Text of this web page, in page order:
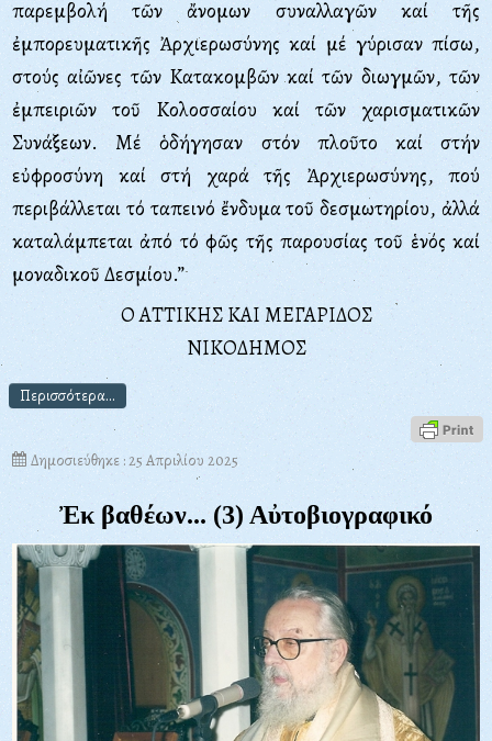
παρεμβολή τῶν ἄνομων συναλλαγῶν καί τῆς
ἐμπορευματικῆς Ἀρχιερωσύνης καί μέ γύρισαν πίσω,
στούς αἰῶνες τῶν Kατακομβῶν καί τῶν διωγμῶν, τῶν
ἐμπειριῶν τοῦ Kολοσσαίου καί τῶν χαρισματικῶν
Συνάξεων. Mέ ὁδήγησαν στόν πλοῦτο καί στήν
εὐφροσύνη καί στή χαρά τῆς Ἀρχιερωσύνης, πού
περιβάλλεται τό ταπεινό ἔνδυμα τοῦ δεσμωτηρίου, ἀλλά
καταλάμπεται ἀπό τό φῶς τῆς παρουσίας τοῦ ἑνός καί
μοναδικοῦ Δεσμίου.”
Ο ΑΤΤΙΚΗΣ ΚΑΙ ΜΕΓΑΡΙΔΟΣ
ΝΙΚΟΔΗΜΟΣ
Περισσότερα...
Δημοσιεύθηκε : 25 Απριλίου 2025
Ἐκ βαθέων... (3) Αὐτοβιογραφικό